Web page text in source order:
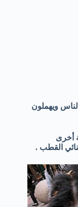
ويهملون
أخرى
القطب .